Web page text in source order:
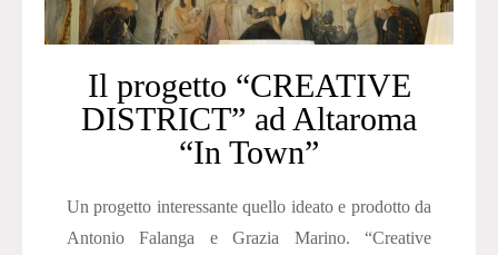
Il progetto “CREATIVE
DISTRICT” ad Altaroma
“In Town”
Un progetto interessante quello ideato e prodotto da
Antonio Falanga e Grazia Marino. “Creative